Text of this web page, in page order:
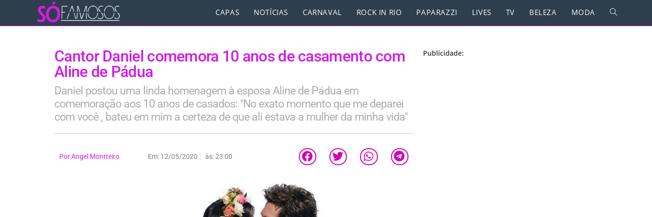
CAPAS NOTÍCIAS CARNAVAL ROCK IN RIO PAPARAZZI LIVES TV BELEZA MODA
Cantor Daniel comemora 10 anos de casamento com
Aline de Pádua
Daniel postou uma linda homenagem à esposa Aline de Pádua em
comemoração aos 10 anos de casados: "No exato momento que me deparei
com você , bateu em mim a certeza de que ali estava a mulher da minha vida"
PorAngel Montteiro Em: 12/05/2020 às:23:00
Publicidade: